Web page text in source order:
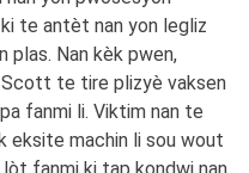
te antèt nan yon legliz
plas. Nan kèk pwen,
te tire plizyè vaksen
fanmi li. Viktim nan te
eksite machin li sou wout
fanmi ki tap kondwi nan